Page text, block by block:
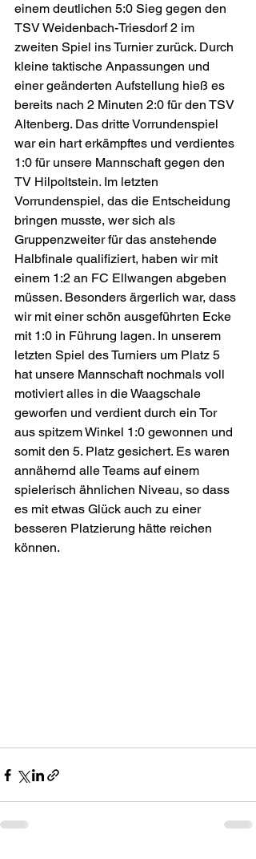
einem deutlichen 5:0 Sieg gegen den
TSV Weidenbach-Triesdorf 2 im
zweiten Spiel ins Turnier zurück. Durch
kleine taktische Anpassungen und
einer geänderten Aufstellung hieß es
bereits nach 2 Minuten 2:0 für den TSV
Altenberg. Das dritte Vorrundenspiel
war ein hart erkämpftes und verdientes
1:0 für unsere Mannschaft gegen den
TV Hilpoltstein. Im letzten
Vorrundenspiel, das die Entscheidung
bringen musste, wer sich als
Gruppenzweiter für das anstehende
Halbfinale qualifiziert, haben wir mit
einem 1:2 an FC Ellwangen abgeben
müssen. Besonders ärgerlich war, dass
wir mit einer schön ausgeführten Ecke
mit 1:0 in Führung lagen. In unserem
letzten Spiel des Turniers um Platz 5
hat unsere Mannschaft nochmals voll
motiviert alles in die Waagschale
geworfen und verdient durch ein Tor
aus spitzem Winkel 1:0 gewonnen und
somit den 5. Platz gesichert. Es waren
annähernd alle Teams auf einem
spielerisch ähnlichen Niveau, so dass
es mit etwas Glück auch zu einer
besseren Platzierung hätte reichen
können.